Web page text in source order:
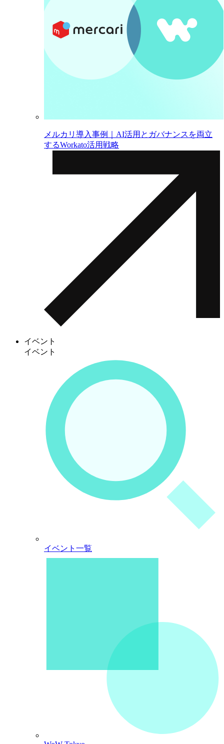
メルカリ導入事例｜AI活用とガバナンスを両立
するWorkato活用戦略
イベント
イベント
イベント一覧